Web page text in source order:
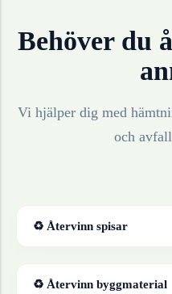
Behöver du
Vi hjälper dig med
och
♻ Återvinn spisar
♻ Återvinn byggmaterial